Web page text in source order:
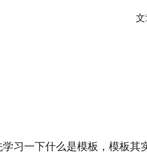
习一下什么是模板，模板其